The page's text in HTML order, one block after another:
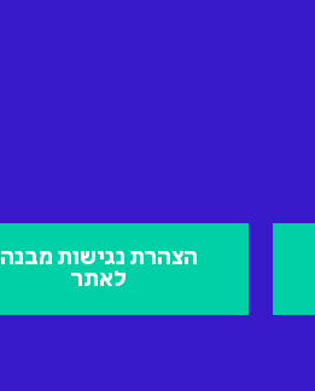
הצהרת נגישות מבנה
לאתר